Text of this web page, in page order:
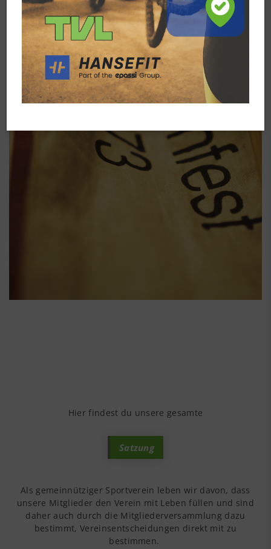
Hier findest du unsere gesamte
Satzung
Als gemeinnütziger Sportverein leben wir davon, dass
unsere Mitglieder den Verein mit Leben füllen und sind
daher auch durch die Mitgliederversammlung dazu
bestimmt, Vereinsentscheidungen direkt mit zu
bestimmen.